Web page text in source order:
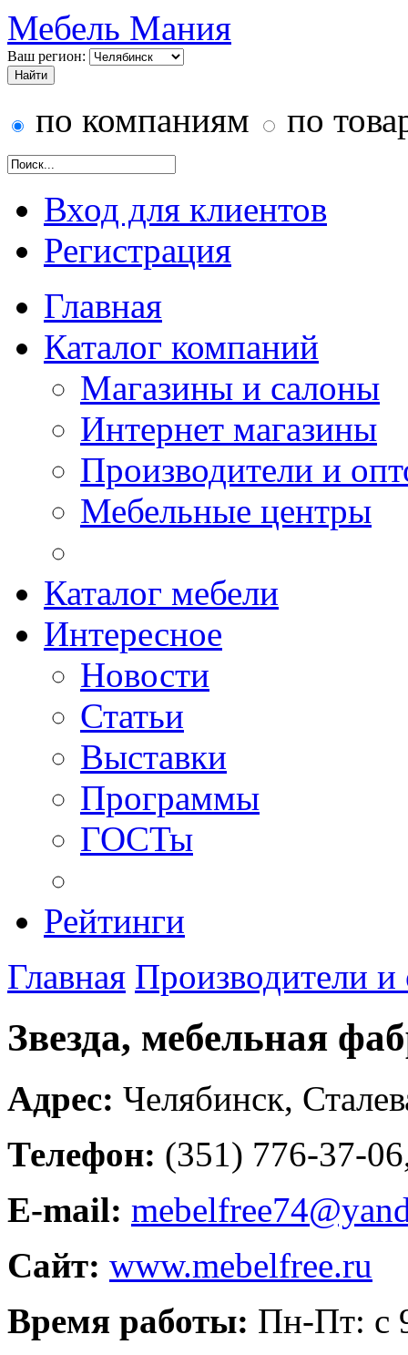
Мебель Мания
Ваш регион:
по компаниям по
Вход для клиентов
Регистрация
Главная
Каталог компаний
Магазины и салоны
Интернет магазины
Производители и
Мебельные центры
Каталог мебели
Интересное
Новости
Статьи
Выставки
Программы
ГОСТы
Рейтинги
Главная Производители и
Звезда, мебельная
Адрес: Челябинск,
Телефон: (351) 776-37-
E-mail:
Сайт: www.mebelfree.ru
Время работы: Пн-Пт: с